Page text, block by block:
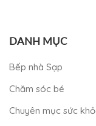
DANH MỤC
Bếp nhà Sạp
Chăm sóc bé
Chuyên mục sức